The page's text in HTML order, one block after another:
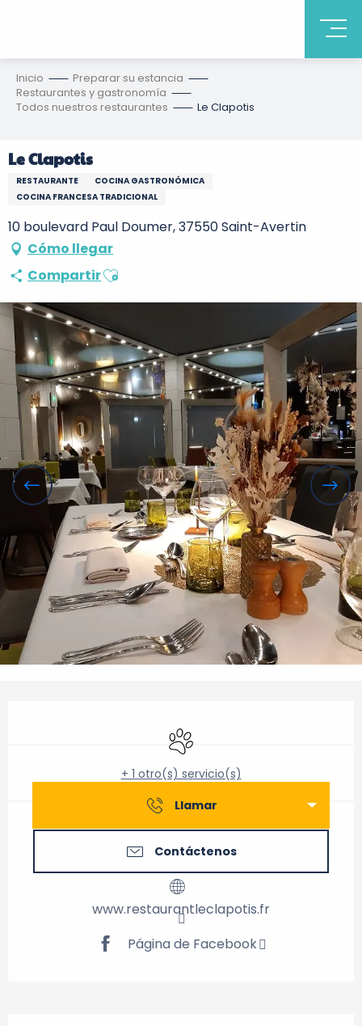
Inicio
Preparar su estancia
Restaurantes y gastronomía
Todos nuestros restaurantes
Le Clapotis
Le Clapotis
RESTAURANTE
COCINA GASTRONÓMICA
COCINA FRANCESA TRADICIONAL
10 boulevard Paul Doumer, 37550 Saint-Avertin
Cómo llegar
CompartirAjouter aux favoris
Se aceptan animales
+ 1 otro(s) servicio(s)
Llamar
Contáctenos
www.restaurantleclapotis.fr
Página de Facebook